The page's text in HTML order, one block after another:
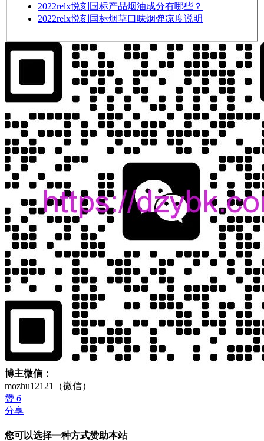
2022relx悦刻国标产品烟油成分有哪些？
2022relx悦刻国标烟草口味烟弹凉度说明
博主微信：
mozhu12121（微信）
赞 6
分享
您可以选择一种方式赞助本站